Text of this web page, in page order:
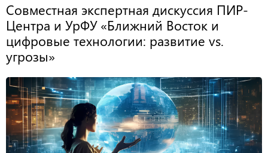
Совместная экспертная дискуссия ПИР-
Центра и УрФУ «Ближний Восток и
цифровые технологии: развитие vs.
угрозы»